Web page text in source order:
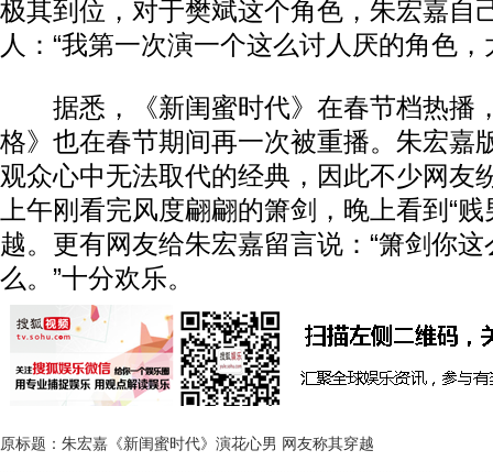
极其到位，对于樊斌这个角色，朱宏嘉自
人：“我第一次演一个这么讨人厌的角色，
据悉，《新闺蜜时代》在春节档热播
格》也在春节期间再一次被重播。朱宏嘉
观众心中无法取代的经典，因此不少网友
上午刚看完风度翩翩的箫剑，晚上看到“
越。更有网友给朱宏嘉留言说：“箫剑你
么。”十分欢乐。
原标题：朱宏嘉《新闺蜜时代》演花心男 网友称其穿越